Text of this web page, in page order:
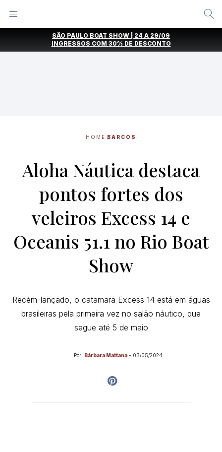
SÃO PAULO BOAT SHOW | 24 A 29/09
INGRESSOS COM 30% DE DESCONTO
HOME BARCOS
Aloha Náutica destaca
pontos fortes dos
veleiros Excess 14 e
Oceanis 51.1 no Rio Boat
Show
Recém-lançado, o catamarã Excess 14 está em águas
brasileiras pela primeira vez no salão náutico, que
segue até 5 de maio
Por: Bárbara Mattana - 03/05/2024